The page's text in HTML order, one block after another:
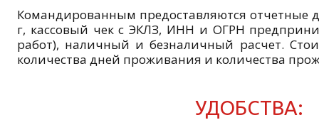
Командированным предоставляются отчетные
г, кассовый чек с ЭКЛЗ, ИНН и ОГРН
работ), наличный и безналичный расчет.
количества дней проживания и количества
УДОБСТВА: